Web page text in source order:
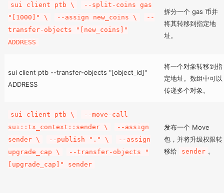
sui client ptb \
--split-coins gas
"[1000]" \
--assign new_coins \
--
transfer-objects "[new_coins]"
ADDRESS
拆分一个 gas 币并
将其转移到指定地
址。
sui client ptb --transfer-objects "[object_id]"
ADDRESS
将一个对象转移到指
定地址。数组中可以
传递多个对象。
sui client ptb \
--move-call
sui::tx_context::sender \
--assign
sender \
--publish "." \
--assign
upgrade_cap \
--transfer-objects "
[upgrade_cap]" sender
发布一个 Move
包，并将升级权限转
移给
sender 。